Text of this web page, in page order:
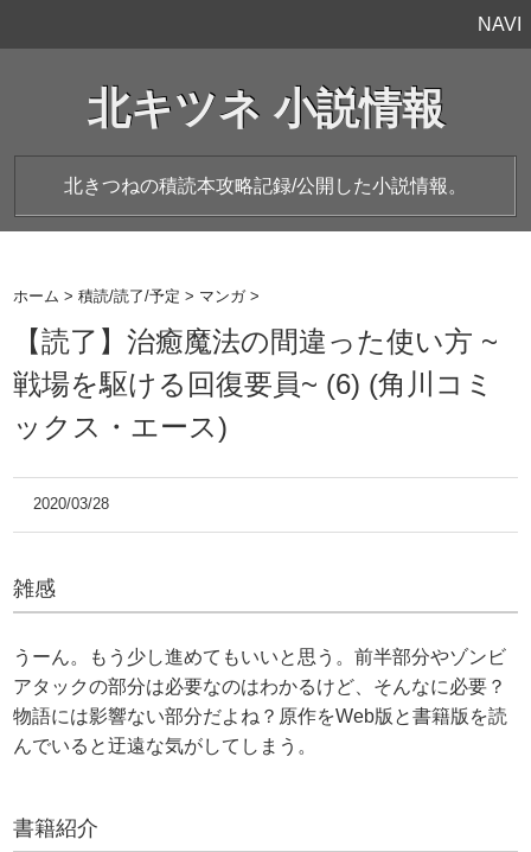
NAVI
北キツネ 小説情報
北きつねの積読本攻略記録/公開した小説情報。
ホーム >積読/読了/予定 > マンガ >
【読了】治癒魔法の間違った使い方 ~
戦場を駆ける回復要員~ (6) (角川コミ
ックス・エース)
2020/03/28
雑感
うーん。もう少し進めてもいいと思う。前半部分やゾンビ
アタックの部分は必要なのはわかるけど、そんなに必要？
物語には影響ない部分だよね？原作をWeb版と書籍版を読
んでいると迂遠な気がしてしまう。
書籍紹介